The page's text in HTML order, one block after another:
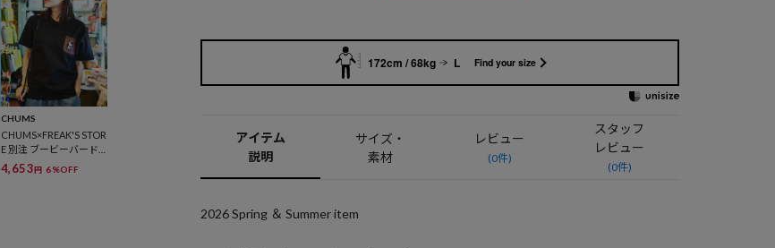
CHUMS
CHUMS×FREAK'S STOR
E 別注 ブービーバード
ニットポケット クルー
ネック Tシャツ 【限定
4,653円 6%OFF
172cm / 68kg L Find your size
アイテム
説明
サイズ・
素材
レビュー
(0件)
スタッフ
レビュー
(0件)
2026 Spring ＆ Summer item